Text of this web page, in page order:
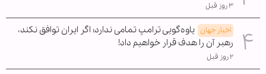
۳ روز قبل
اخبار جهان یاوه‌گویی ترامپ تمامی ندارد؛ اگر ایران توافق نکند،
رهبر آن را هدف قرار خواهیم داد!
۲ روز قبل